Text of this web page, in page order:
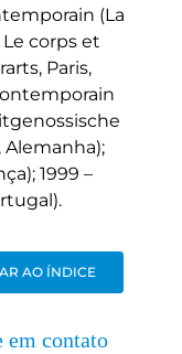
(La
Le corps et
Paris,
1999 –
AO ÍNDICE
em contato